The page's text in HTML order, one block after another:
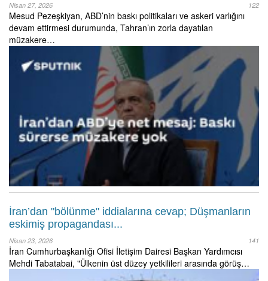
Nisan 27, 2026 122
Mesud Pezeşkiyan, ABD’nin baskı politikaları ve askeri varlığını
devam ettirmesi durumunda, Tahran’ın zorla dayatılan
müzakere…
İran’dan "bölünme" iddialarına cevap; Düşmanların
eskimiş propagandası...
Nisan 23, 2026 141
İran Cumhurbaşkanlığı Ofisi İletişim Dairesi Başkan Yardımcısı
Mehdi Tabatabai, "Ülkenin üst düzey yetkilileri arasında görüş…